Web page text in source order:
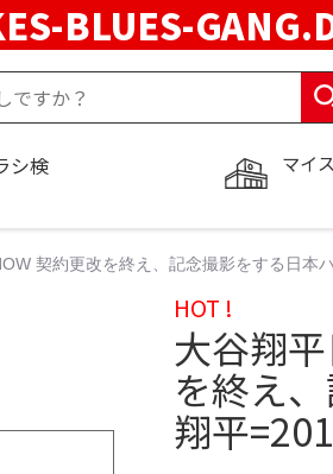
BLUES-
マイ
シ検
契約更改を終え、記念撮影をする日本
HOT !
大谷翔
を終え
翔平